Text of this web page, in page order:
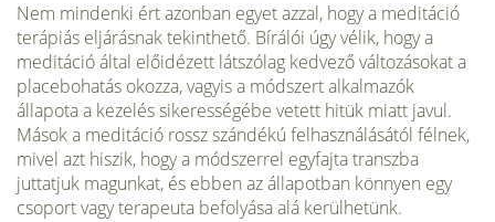
Nem mindenki ért azonban egyet azzal, hogy a meditáció
terápiás eljárásnak tekint­hető. Bírálói úgy vélik, hogy a
meditáció által előidézett látszólag kedvező változásokat a
placebohatás okozza, vagyis a módszert alkalmazók
állapota a kezelés sikerességébe vetett hitük miatt javul.
Mások a meditáció rossz szándékú felhasználásától félnek,
mivel azt hiszik, hogy a módszerrel egyfajta transz­ba
juttatjuk magunkat, és ebben az állapot­ban könnyen egy
csoport vagy terapeuta befolyása alá kerülhetünk.